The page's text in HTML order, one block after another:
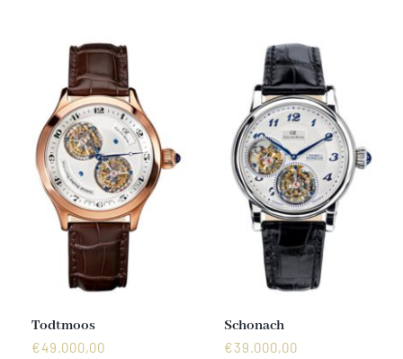
Tourbillons
Todtmoos
€49.000,00
Schonach
€39.000,00